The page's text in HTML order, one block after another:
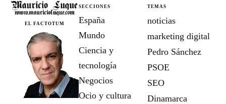
EL FACTOTUM
SECCIONES
España
Mundo
Ciencia y
tecnología
Negocios
Ocio y cultura
TEMAS
noticias
marketing digital
Pedro Sánchez
PSOE
SEO
Dinamarca